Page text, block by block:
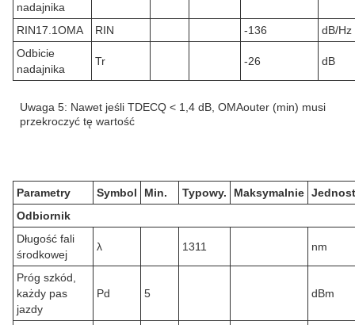
nadajnika
RIN17.1OMA RIN -136
dB/Hz
Odbicie
nadajnika
Tr -26 dB
Uwaga 5: Nawet jeśli TDECQ < 1,4 dB, OMAouter (min) musi
przekroczyć tę wartość
Parametry Symbol Min. Typowy. Maksymalnie
Odbiornik
Długość fali
środkowej
λ 1311 nm
Próg szkód,
każdy pas
jazdy
Pd 5 dBm